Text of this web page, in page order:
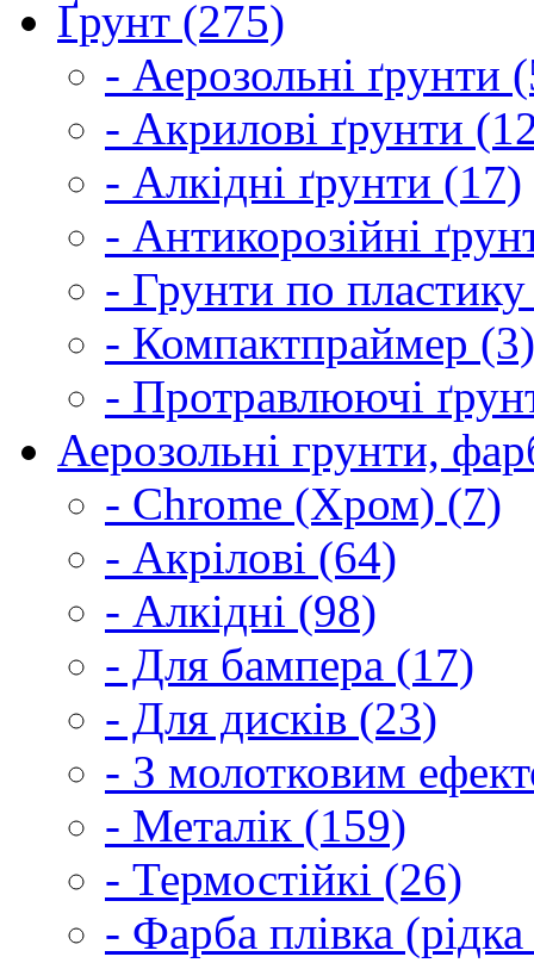
Ґрунт (275)
- Аерозольні ґрунти
- Акрилові ґрунти
- Алкідні ґрунти (17)
- Антикорозійні
- Грунти по
- Компактпраймер (3)
- Протравлюючі
Аерозольні грунти,
- Chrome (Хром) (7)
- Акрілові (64)
- Алкідні (98)
- Для бампера (17)
- Для дисків (23)
- З молотковим
- Металік (159)
- Термостійкі (26)
- Фарба плівка